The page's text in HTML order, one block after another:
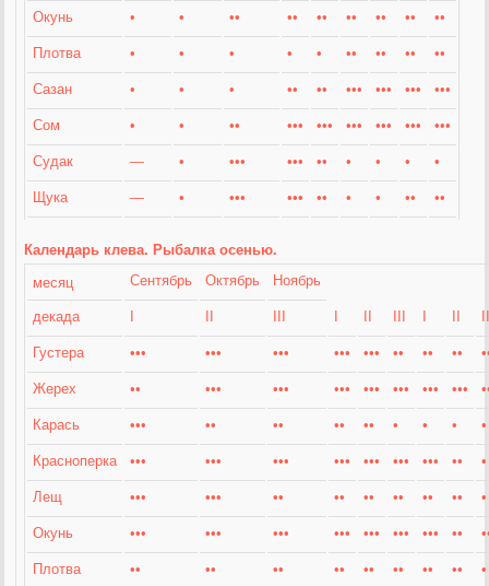
Окунь • • •• •• •• •• •• •• ••
Плотва • • • • • •• •• •• ••
Сазан • • • •• •• ••• ••• ••• •••
Сом • • •• ••• ••• ••• ••• ••• •••
Судак — • ••• ••• •• • • • •
Щука — • ••• ••• •• • • •• ••
Календарь клева. Рыбалка осенью.
месяц
Сентябрь Октябрь Ноябрь
декада
Густера ••• ••• ••• ••• ••• •• •• ••
Жерех •• ••• ••• ••• ••• ••• ••• •••
Карась ••• •• •• •• •• • • • •
Красноперка ••• ••• ••• ••• ••• ••• ••• •• •
Лещ ••• ••• •• •• •• •• •• •• •
Окунь ••• ••• ••• ••• ••• ••• ••• ••
Плотва •• •• •• •• •• •• •• •• •